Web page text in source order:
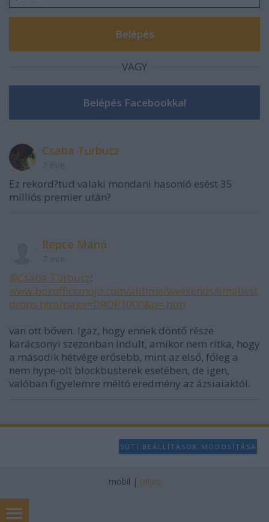
VAGY
Csaba Turbucz
Ez rekord?tud valaki mondani hasonló esést 35
milliós premier után?
Repce Manó
@Csaba Turbucz:
www.boxofficemojo.com/alltime/weekends/smallest
drops.htm?page=DROP3000&p=.htm
van ott bőven. Igaz, hogy ennek döntő része
karácsonyi szezonban indult, amikor nem ritka, hogy
a második hétvége erősebb, mint az első, főleg a
nem hype-olt blockbusterek esetében, de igen,
valóban figyelemre méltó eredmény az ázsiaiaktól.
SÜTI BEÁLLÍTÁSOK MÓDOSÍTÁSA
mobil | teljes